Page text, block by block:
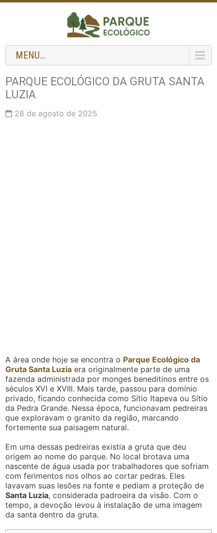
MENU...
PARQUE ECOLÓGICO DA GRUTA SANTA
LUZIA
28 de agosto de 2025
A área onde hoje se encontra o Parque Ecológico da
Gruta Santa Luzia era originalmente parte de uma
fazenda administrada por monges beneditinos entre os
séculos XVI e XVIII. Mais tarde, passou para domínio
privado, ficando conhecida como Sítio Itapeva ou Sítio
da Pedra Grande. Nessa época, funcionavam pedreiras
que exploravam o granito da região, marcando
fortemente sua paisagem natural.
Em uma dessas pedreiras existia a gruta que deu
origem ao nome do parque. No local brotava uma
nascente de água usada por trabalhadores que sofriam
com ferimentos nos olhos ao cortar pedras. Eles
lavavam suas lesões na fonte e pediam a proteção de
Santa Luzia, considerada padroeira da visão. Com o
tempo, a devoção levou à instalação de uma imagem
da santa dentro da gruta.